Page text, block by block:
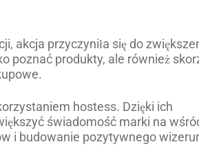
akcja przyczyniła się do
poznać produkty, ale również
hostess. Dzięki ich
świadomość marki na
i budowanie pozytywnego